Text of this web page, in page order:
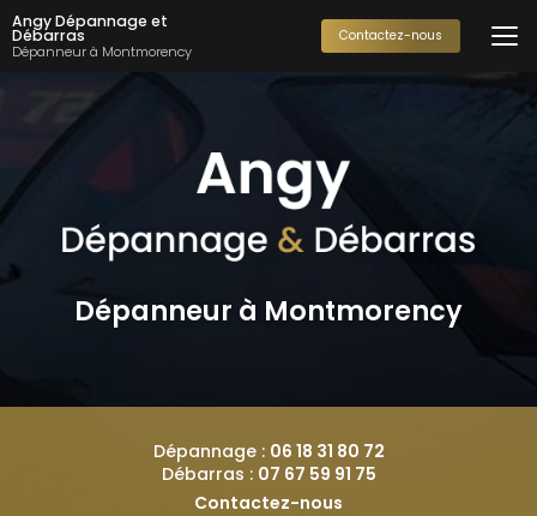
Aller
au
contenu
Angy Dépannage et
Débarras
Dépanneur à Montmorency
Contactez-nous
Dépanneur à Montmorency
Dépannage : 06 18 31 80 72
Débarras : 07 67 59 91 75
Contactez-nous